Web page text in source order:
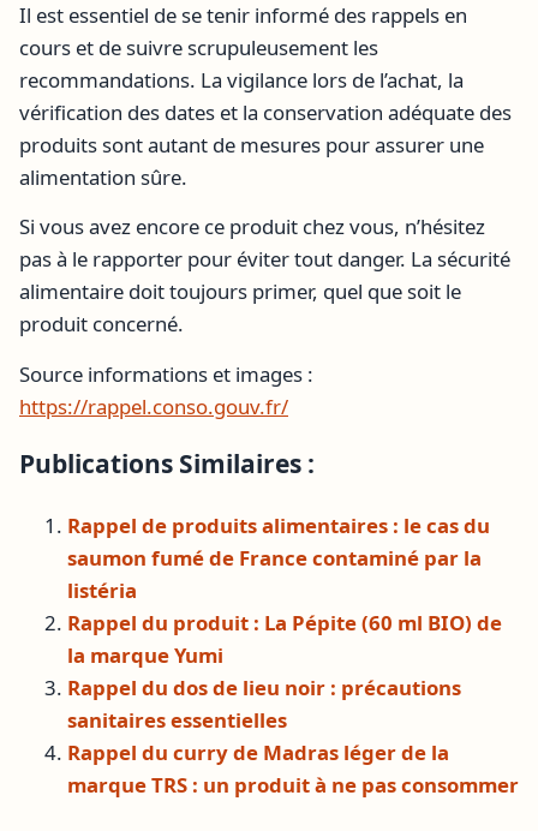
Il est essentiel de se tenir informé des rappels en
cours et de suivre scrupuleusement les
recommandations. La vigilance lors de l’achat, la
vérification des dates et la conservation adéquate des
produits sont autant de mesures pour assurer une
alimentation sûre.
Si vous avez encore ce produit chez vous, n’hésitez
pas à le rapporter pour éviter tout danger. La sécurité
alimentaire doit toujours primer, quel que soit le
produit concerné.
Source informations et images :
https://rappel.conso.gouv.fr/
Publications Similaires :
Rappel de produits alimentaires : le cas du
saumon fumé de France contaminé par la
listéria
Rappel du produit : La Pépite (60 ml BIO) de
la marque Yumi
Rappel du dos de lieu noir : précautions
sanitaires essentielles
Rappel du curry de Madras léger de la
marque TRS : un produit à ne pas consommer